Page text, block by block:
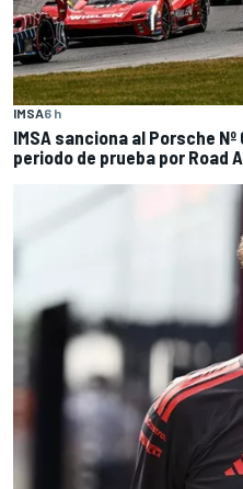
IMSA6 h
IMSA sanciona al Porsche
periodo de prueba por Road